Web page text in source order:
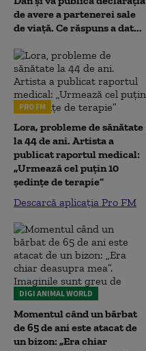
de avere a partenerei sale
de viață. Ce răspuns a dat...
PRO FM
Lora, probleme de sănătate
la 44 de ani. Artista a
publicat raportul medical:
„Urmează cel puțin 10
ședințe de terapie”
Descarcă aplicația Pro FM
DIGI ANIMAL WORLD
Momentul când un bărbat
de 65 de ani este atacat de
un bizon: „Era chiar